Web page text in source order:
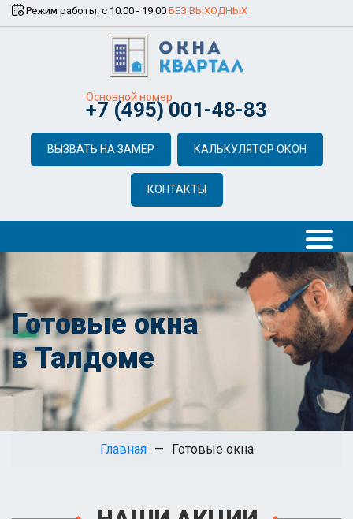
Режим работы: с 10.00 - 19.00 БЕЗ ВЫХОДНЫХ
Основной номер
+7 (495) 001-48-83
ВЫЗВАТЬ НА ЗАМЕР КАЛЬКУЛЯТОР ОКОН
КОНТАКТЫ
Готовые окна
в Талдоме
Главная Готовые окна